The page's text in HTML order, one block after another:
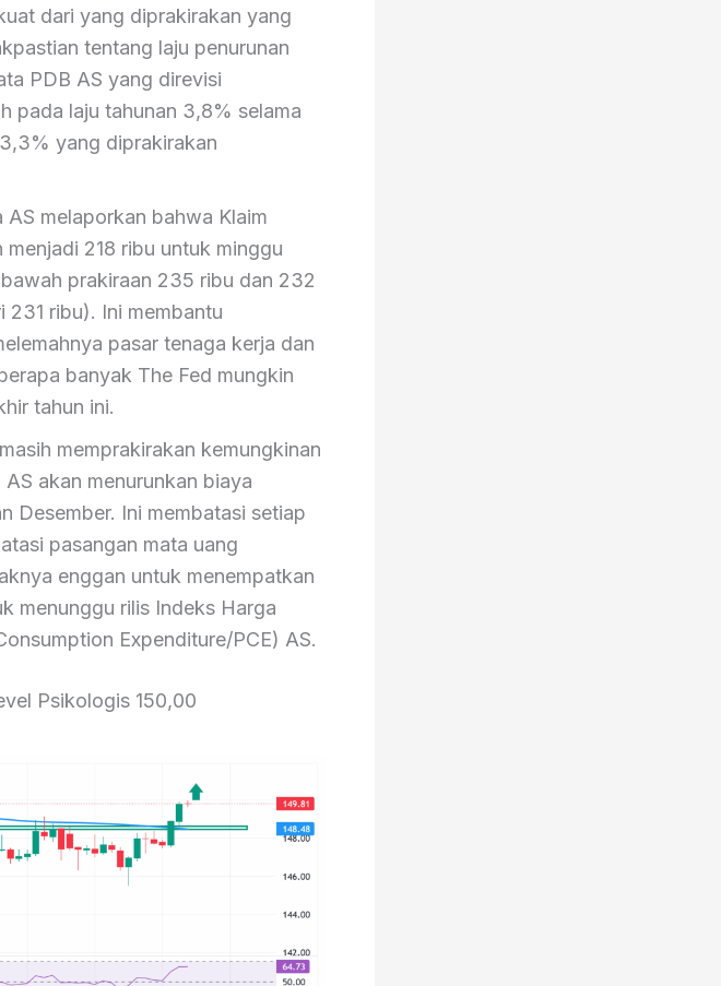
dari yang diprakirakan yang
tentang laju penurunan
PDB AS yang direvisi
pada laju tahunan 3,8% selama
yang diprakirakan
AS melaporkan bahwa Klaim
218 ribu untuk minggu
prakiraan 235 ribu dan 232
231 ribu). Ini membantu
pasar tenaga kerja dan
banyak The Fed mungkin
tahun ini.
memprakirakan kemungkinan
akan menurunkan biaya
Desember. Ini membatasi setiap
pasangan mata uang
enggan untuk menempatkan
menunggu rilis Indeks Harga
Expenditure/PCE) AS.
Psikologis 150,00